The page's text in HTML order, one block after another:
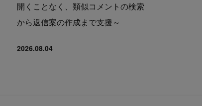
開くことなく、類似コメントの検索
から返信案の作成まで支援～
2026.08.04